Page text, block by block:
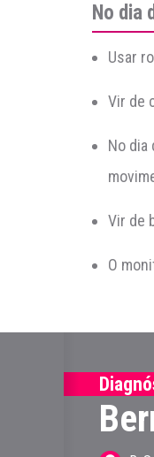
No dia
Usar
Vir de
No dia
Vir de
O